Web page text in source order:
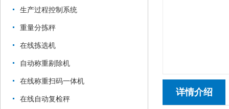
生产过程控制系统
重量分拣秤
在线拣选机
自动称重剔除机
在线称重扫码一体机
在线自动复检秤
详情介绍